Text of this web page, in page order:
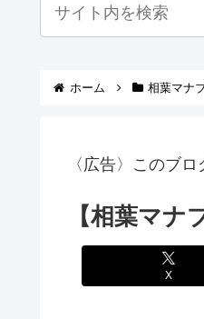
ホーム 相葉マナ
〈広告〉このブ
【相葉マナ
X